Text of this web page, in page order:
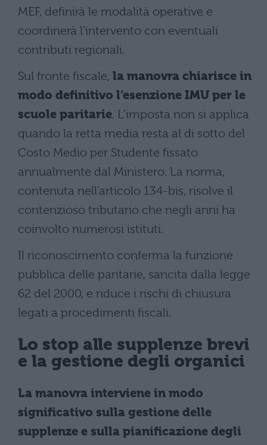
MEF, definirà le modalità operative e
coordinerà l’intervento con eventuali
contributi regionali.
Sul fronte fiscale, la manovra chiarisce in
modo definitivo l’esenzione IMU per le
scuole paritarie. L’imposta non si applica
quando la retta media resta al di sotto del
Costo Medio per Studente fissato
annualmente dal Ministero. La norma,
contenuta nell’articolo 134-bis, risolve il
contenzioso tributario che negli anni ha
coinvolto numerosi istituti.
Il riconoscimento conferma la funzione
pubblica delle paritarie, sancita dalla legge
62 del 2000, e riduce i rischi di chiusura
legati a procedimenti fiscali.
Lo stop alle supplenze brevi
e la gestione degli organici
La manovra interviene in modo
significativo sulla gestione delle
supplenze e sulla pianificazione degli